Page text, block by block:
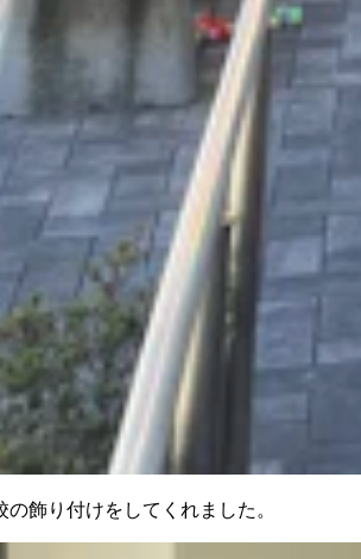
飾り付けをしてくれました。